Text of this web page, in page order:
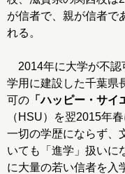
が信者で、親が信者で
れる。
2014年に大学が不認
学用に建設した千葉県
可の 「ハッピー・サイ
（HSU）を翌2015年
一切の学歴にならず、
いても「進学」扱いに
に大量の若い信者を入